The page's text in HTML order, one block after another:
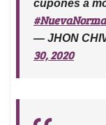
cupones a
— JHON
30, 2020